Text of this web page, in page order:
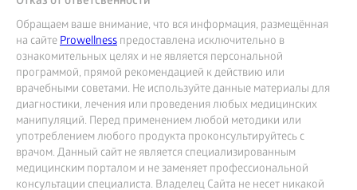
Обращаем ваше внимание, что вся информация, размещённая
на сайтеProwellness предоставлена исключительно в
ознакомительных целях и не является персональной
программой, прямой рекомендацией к действию или
врачебными советами. Не используйте данные материалы для
диагностики, лечения или проведения любых медицинских
манипуляций. Перед применением любой методики или
употреблением любого продукта проконсультируйтесь с
врачом. Данный сайт не является специализированным
медицинским порталом и не заменяет профессиональной
консультации специалиста. Владелец Сайта не несет никакой